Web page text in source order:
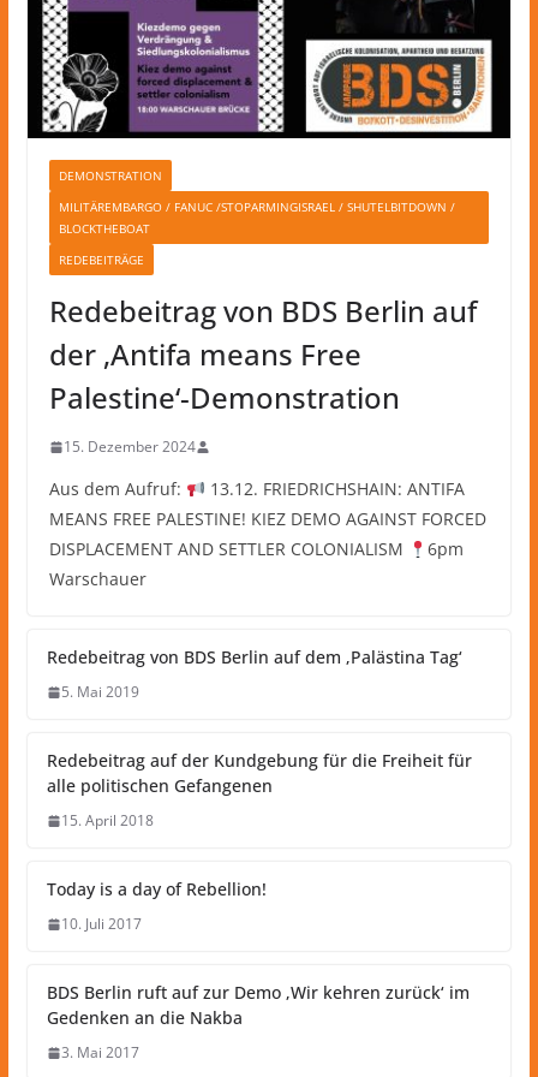
DEMONSTRATION
MILITÄREMBARGO / FANUC /STOPARMINGISRAEL / SHUTELBITDOWN /
BLOCKTHEBOAT
REDEBEITRÄGE
Redebeitrag von BDS Berlin auf
der ‚Antifa means Free
Palestine‘-Demonstration
15. Dezember 2024
Aus dem Aufruf:
13.12. FRIEDRICHSHAIN: ANTIFA
MEANS FREE PALESTINE! KIEZ DEMO AGAINST FORCED
DISPLACEMENT AND SETTLER COLONIALISM
6pm
Warschauer
Redebeitrag von BDS Berlin auf dem ‚Palästina Tag‘
5. Mai 2019
Redebeitrag auf der Kundgebung für die Freiheit für
alle politischen Gefangenen
15. April 2018
Today is a day of Rebellion!
10. Juli 2017
BDS Berlin ruft auf zur Demo ‚Wir kehren zurück‘ im
Gedenken an die Nakba
3. Mai 2017